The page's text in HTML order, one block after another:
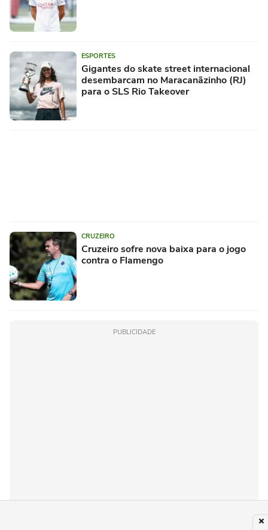
ESPORTES
Gigantes do skate street internacional
desembarcam no Maracanãzinho (RJ)
para o SLS Rio Takeover
CRUZEIRO
Cruzeiro sofre nova baixa para o jogo
contra o Flamengo
PUBLICIDADE